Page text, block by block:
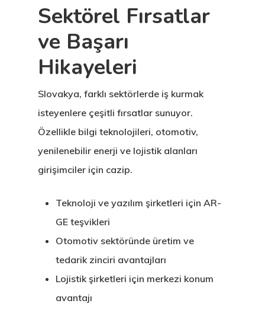
Sektörel Fırsatlar
ve Başarı
Hikayeleri
Slovakya, farklı sektörlerde iş kurmak
isteyenlere çeşitli fırsatlar sunuyor.
Özellikle bilgi teknolojileri, otomotiv,
yenilenebilir enerji ve lojistik alanları
girişimciler için cazip.
Teknoloji ve yazılım şirketleri için AR-
GE teşvikleri
Otomotiv sektöründe üretim ve
tedarik zinciri avantajları
Lojistik şirketleri için merkezi konum
avantajı
Yatırımcı
Estonya
Kuruluşu
Estonya
EU Temporary
– Startup Visa
Programs